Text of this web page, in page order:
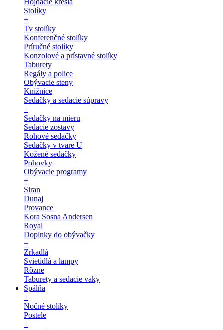
Hojdacie kreslá
Stolíky
+
Tv stolíky
Konferenčné stolíky
Príručné stolíky
Konzolové a prístavné stolíky
Taburety
Regály a police
Obývacie steny
Knižnice
Sedačky a sedacie súpravy
+
Sedačky na mieru
Sedacie zostavy
Rohové sedačky
Sedačky v tvare U
Kožené sedačky
Pohovky
Obývacie programy
+
Siran
Dunaj
Provance
Kora Sosna Andersen
Royal
Doplnky do obývačky
+
Zrkadlá
Svietidlá a lampy
Rôzne
Taburety a sedacie vaky
Spálňa
+
Nočné stolíky
Postele
+